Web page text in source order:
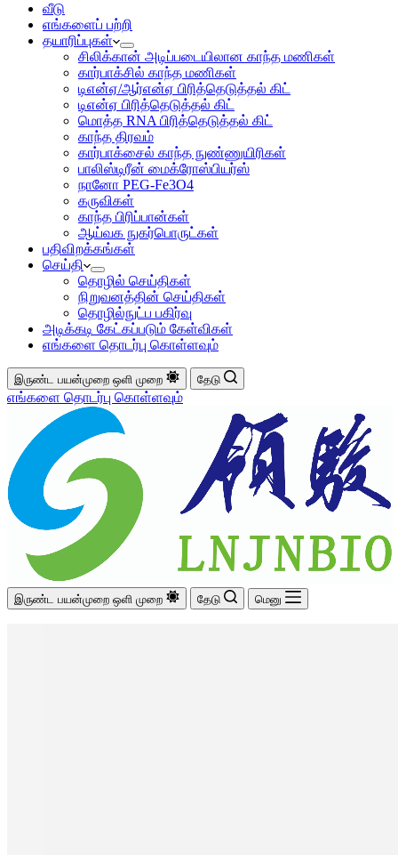
வீடு
எங்களைப் பற்றி
தயாரிப்புகள்
சிலிக்கான் அடிப்படையிலான காந்த மணிகள்
கார்பாக்சில் காந்த மணிகள்
டிஎன்ஏ/ஆர்என்ஏ பிரித்தெடுத்தல் கிட்
டிஎன்ஏ பிரித்தெடுத்தல் கிட்
மொத்த RNA பிரித்தெடுத்தல் கிட்
காந்த திரவம்
கார்பாக்சைல் காந்த நுண்ணுயிரிகள்
பாலிஸ்டிரீன் மைக்ரோஸ்பியர்ஸ்
நானோ PEG-Fe3O4
கருவிகள்
காந்த பிரிப்பான்கள்
ஆய்வக நுகர்பொருட்கள்
பதிவிறக்கங்கள்
செய்தி
தொழில் செய்திகள்
நிறுவனத்தின் செய்திகள்
தொழில்நுட்ப பகிர்வு
அடிக்கடி கேட்கப்படும் கேள்விகள்
எங்களை தொடர்பு கொள்ளவும்
இருண்ட பயன்முறை ஒளி முறை தேடு
எங்களை தொடர்பு கொள்ளவும்
இருண்ட பயன்முறை ஒளி முறை தேடு மெனு